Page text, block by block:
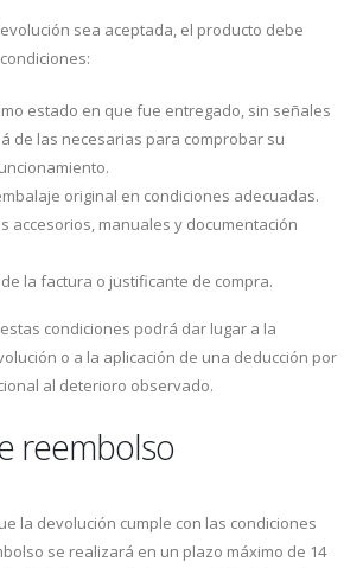
sea aceptada, el producto debe
estado en que fue entregado, sin señales
de las necesarias para comprobar su
original en condiciones adecuadas.
accesorios, manuales y documentación
la factura o justificante de compra.
condiciones podrá dar lugar a la
o a la aplicación de una deducción por
al deterioro observado.
reembolso
la devolución cumple con las condiciones
se realizará en un plazo máximo de 14